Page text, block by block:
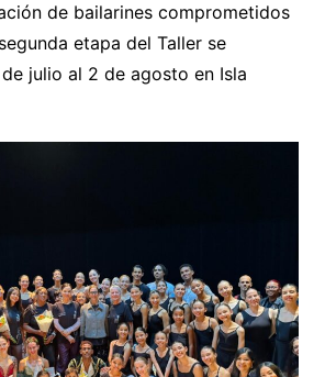
de bailarines comprometidos
etapa del Taller se
julio al 2 de agosto en Isla